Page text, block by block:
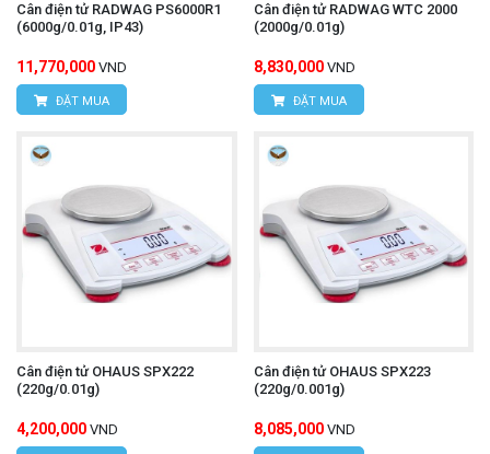
Cân điện tử RADWAG PS6000R1
(6000g/0.01g, IP43)
11,770,000 VND
ĐẶT MUA
Cân điện tử RADWAG WTC 2000
(2000g/0.01g)
8,830,000 VND
ĐẶT MUA
Cân điện tử OHAUS SPX222
(220g/0.01g)
4,200,000 VND
Cân điện tử OHAUS SPX223
(220g/0.001g)
8,085,000 VND